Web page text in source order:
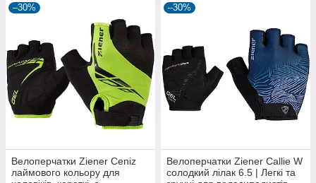
–30%
Велоперчатки Ziener Ceniz
лаймового кольору для
–30%
Велоперчатки Ziener Callie W
солодкий лілак 6.5 | Легкі та